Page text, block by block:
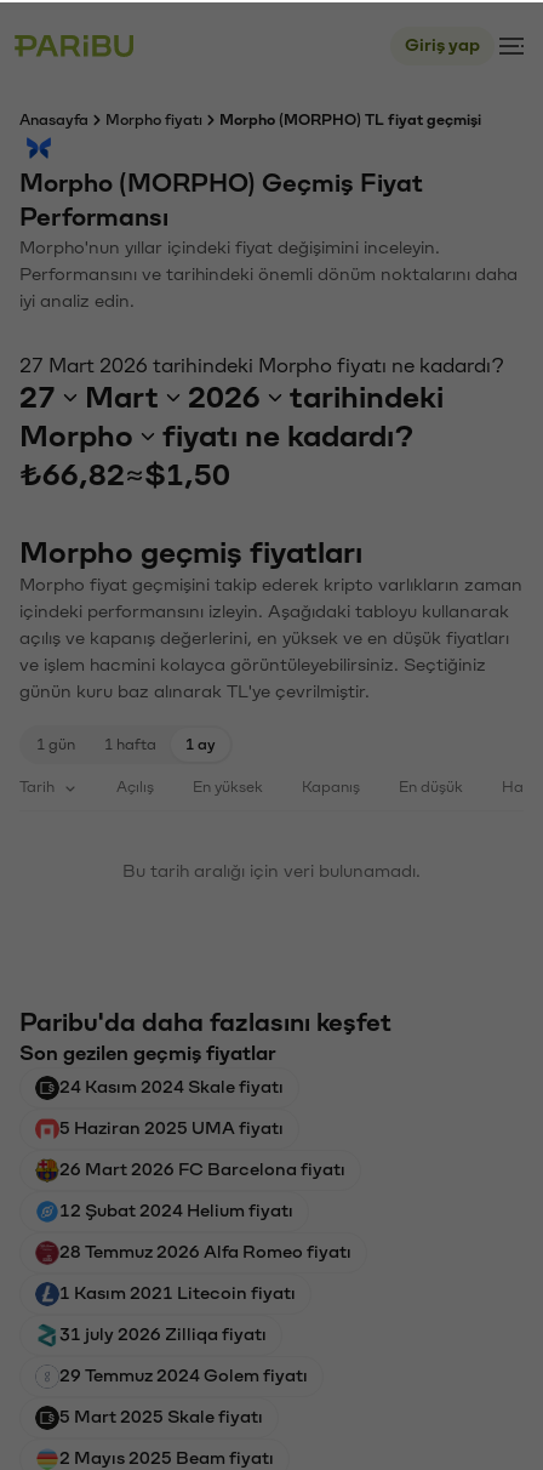
Giriş yap
Anasayfa Morpho fiyatı Morpho (MORPHO) TL fiyat geçmişi
Morpho (MORPHO) Geçmiş Fiyat
Performansı
Morpho'nun yıllar içindeki fiyat değişimini inceleyin.
Performansını ve tarihindeki önemli dönüm noktalarını daha
iyi analiz edin.
27 Mart 2026 tarihindeki Morpho fiyatı ne kadardı?
27 Mart 2026
tarihindeki
Morpho
fiyatı ne kadardı?
₺66,82≈$1,50
Morpho geçmiş fiyatları
Morpho fiyat geçmişini takip ederek kripto varlıkların zaman
içindeki performansını izleyin. Aşağıdaki tabloyu kullanarak
açılış ve kapanış değerlerini, en yüksek ve en düşük fiyatları
ve işlem hacmini kolayca görüntüleyebilirsiniz. Seçtiğiniz
günün kuru baz alınarak TL'ye çevrilmiştir.
1 gün 1 hafta 1 ay
Tarih Açılış En yüksek Kapanış En düşük
Bu tarih aralığı için veri bulunamadı.
Paribu'da daha fazlasını keşfet
Son gezilen geçmiş fiyatlar
24 Kasım 2024 Skale fiyatı
5 Haziran 2025 UMA fiyatı
26 Mart 2026 FC Barcelona fiyatı
12 Şubat 2024 Helium fiyatı
28 Temmuz 2026 Alfa Romeo fiyatı
1 Kasım 2021 Litecoin fiyatı
31 july 2026 Zilliqa fiyatı
29 Temmuz 2024 Golem fiyatı
5 Mart 2025 Skale fiyatı
2 Mayıs 2025 Beam fiyatı